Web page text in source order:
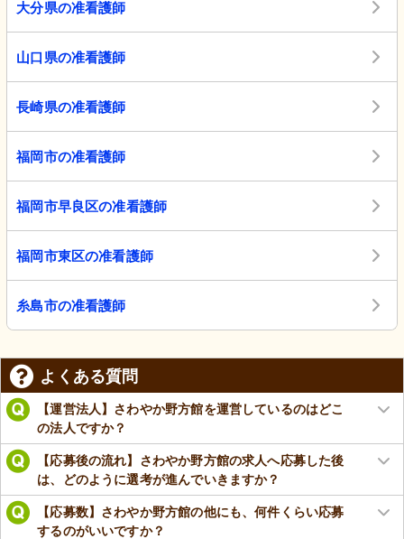
大分県の准看護師
山口県の准看護師
長崎県の准看護師
福岡市の准看護師
福岡市早良区の准看護師
福岡市東区の准看護師
糸島市の准看護師
よくある質問
【運営法人】さわやか野方館を運営しているのはどこ
の法人ですか？
【応募後の流れ】さわやか野方館の求人へ応募した後
は、どのように選考が進んでいきますか？
【応募数】さわやか野方館の他にも、何件くらい応募
するのがいいですか？